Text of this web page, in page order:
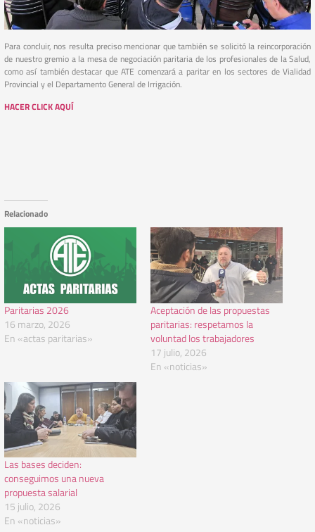
Para concluir, nos resulta preciso mencionar que también se solicitó la reincorporación
de nuestro gremio a la mesa de negociación paritaria de los profesionales de la Salud,
como así también destacar que ATE comenzará a paritar en los sectores de Vialidad
Provincial y el Departamento General de Irrigación.
HACER CLICK AQUÍ
Relacionado
Paritarias 2026
16 marzo, 2026
En «actas paritarias»
Aceptación de las propuestas
paritarias: respetamos la
voluntad los trabajadores
17 julio, 2026
En «noticias»
Las bases deciden:
conseguimos una nueva
propuesta salarial
15 julio, 2026
En «noticias»